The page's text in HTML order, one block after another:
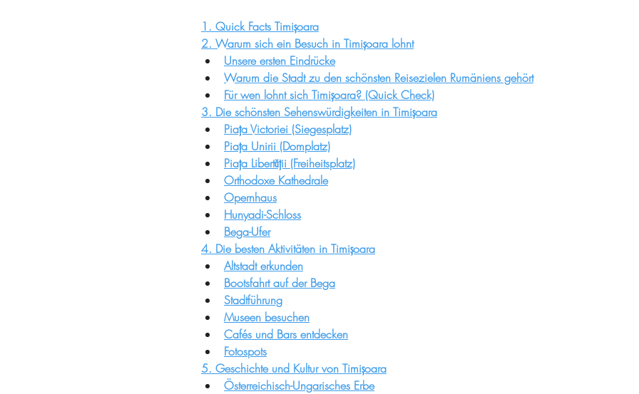
1. Quick Facts Timișoara
2. Warum sich ein Besuch in Timișoara lohnt
Unsere ersten Eindrücke
Warum die Stadt zu den schönsten Reisezielen Rumäniens gehört
Für wen lohnt sich Timișoara? (Quick Check)
3. Die schönsten Sehenswürdigkeiten in Timișoara
Piața Victoriei (Siegesplatz)
Piața Unirii (Domplatz)
Piața Libertății (Freiheitsplatz)
Orthodoxe Kathedrale
Opernhaus
Hunyadi-Schloss
Bega-Ufer
4. Die besten Aktivitäten in Timișoara
Altstadt erkunden
Bootsfahrt auf der Bega
Stadtführung
Museen besuchen
Cafés und Bars entdecken
Fotospots
5. Geschichte und Kultur von Timișoara
Österreichisch-Ungarisches Erbe